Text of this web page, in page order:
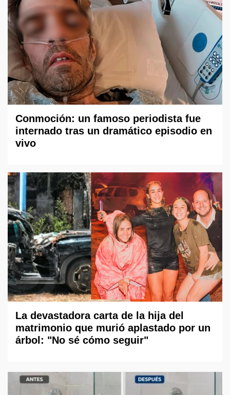
Conmoción: un famoso periodista fue
internado tras un dramático episodio en
vivo
La devastadora carta de la hija del
matrimonio que murió aplastado por un
árbol: "No sé cómo seguir"